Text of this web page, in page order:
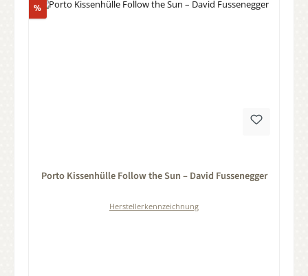
%Rabatt
Porto Kissenhülle Follow the Sun – David Fussenegger
Herstellerkennzeichnung